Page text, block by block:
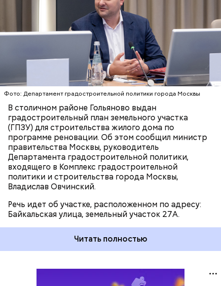
Фото: Департамент градостроительной политики города Москвы
В столичном районе Гольяново выдан
градостроительный план земельного участка
(ГПЗУ) для строительства жилого дома по
программе реновации. Об этом сообщил министр
правительства Москвы, руководитель
Департамента градостроительной политики,
входящего в Комплекс градостроительной
политики и строительства города Москвы,
Владислав Овчинский.
Речь идет об участке, расположенном по адресу:
Байкальская улица, земельный участок 27А.
— На земельном участке площадью 0,65 гектара
возведут жилой дом предельной площадью 38,6
тысячи квадратных метров. На первых этажах
предусмотрены нежилые помещения под
размещение объектов социально-бытового
назначения. Прилегающую территорию
благоустроят – оборудуют детские и спортивные
площадки, а также зоны отдыха, — приводит слова
Овчинского пресс-служба Департамента
градостроительной политики города Москвы.
Читать полностью
ВЛАДИСЛАВ ОВЧИНСКИЙ
РЕНОВАЦИЯ